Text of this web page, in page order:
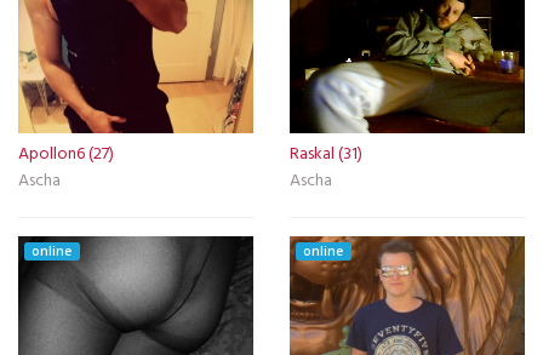
Apollon6 (27)
Ascha
Raskal (31)
Ascha
online online